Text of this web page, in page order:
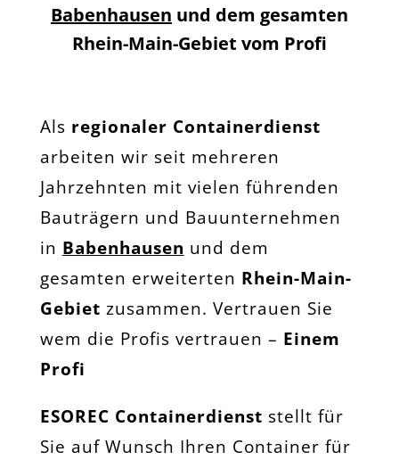
Babenhausen und dem gesamten
Rhein-Main-Gebiet vom Profi
Als regionaler Containerdienst
arbeiten wir seit mehreren
Jahrzehnten mit vielen führenden
Bauträgern und Bauunternehmen
in Babenhausen und dem
gesamten erweiterten Rhein-Main-
Gebiet zusammen. Vertrauen Sie
wem die Profis vertrauen – Einem
Profi
ESOREC Containerdienst stellt für
Sie auf Wunsch Ihren Container für